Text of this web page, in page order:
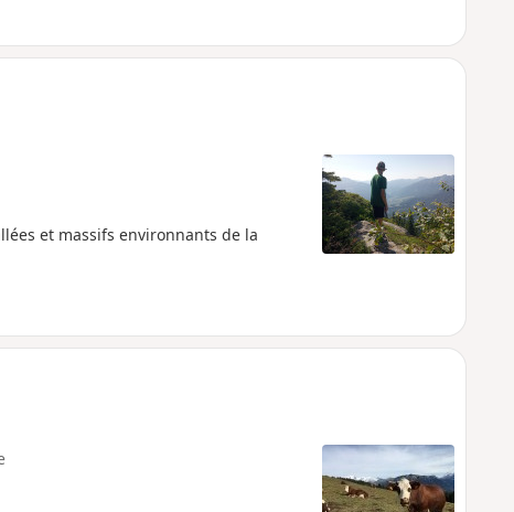
et massifs environnants de la